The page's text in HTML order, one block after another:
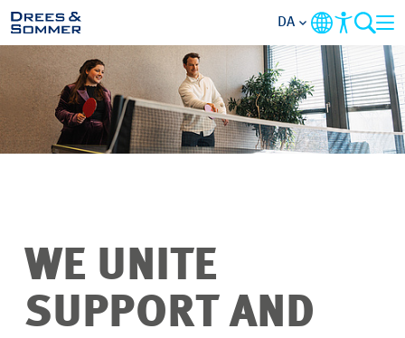
OVERSIGT
OM OS
STARTNIVEAUER
DA
WE UNITE
SUPPORT AND